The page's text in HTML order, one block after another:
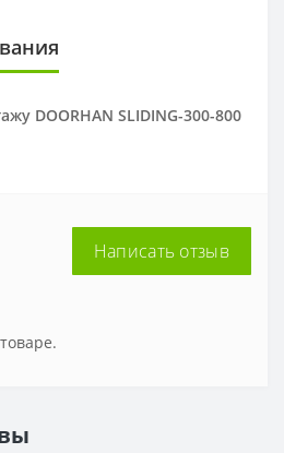
DOORHAN SLIDING-300-800
Написать отзыв